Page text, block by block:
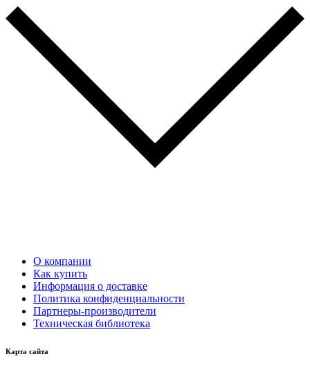
О компании
Как купить
Информация о доставке
Политика конфиденциальности
Партнеры-производители
Техническая библиотека
Карта сайта